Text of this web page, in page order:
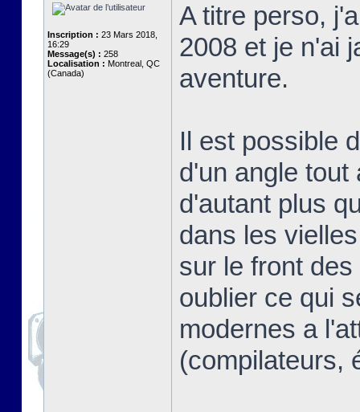
Inscription : 23 Mars 2018,
16:29
Message(s) : 258
Localisation : Montreal, QC
(Canada)
A titre perso,
2008 et je n'ai
aventure.
Il est possible
d'un angle tout
d'autant plus
dans les
sur le front
oublier ce qui
modernes a
(compilateurs,